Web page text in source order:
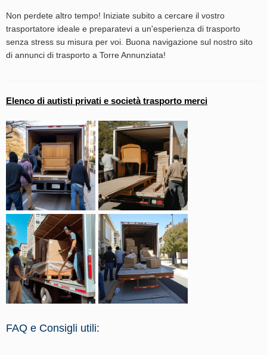
Non perdete altro tempo! Iniziate subito a cercare il vostro
trasportatore ideale e preparatevi a un'esperienza di trasporto
senza stress su misura per voi. Buona navigazione sul nostro sito
di annunci di trasporto a Torre Annunziata!
Elenco di autisti privati e società trasporto merci
FAQ e Consigli utili: